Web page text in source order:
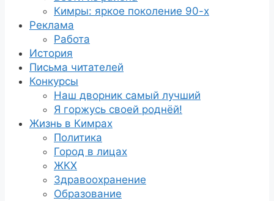
Кимры: яркое поколение 90-х
Реклама
Работа
История
Письма читателей
Конкурсы
Наш дворник самый лучший
Я горжусь своей роднёй!
Жизнь в Кимрах
Политика
Город в лицах
ЖКХ
Здравоохранение
Образование